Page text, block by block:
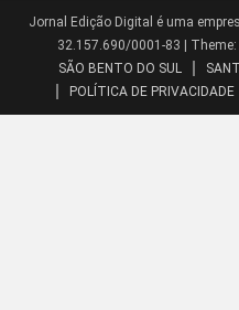
Jornal Edição Digital é uma
32.157.690/0001-83
SÃO BENTO DO SUL
POLÍTICA DE PRIVACIDADE